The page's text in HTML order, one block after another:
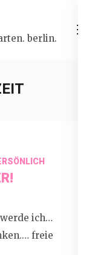
berlin.
ich…
freie